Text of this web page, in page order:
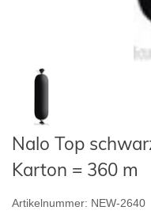
Nalo Top
Karton = 360 m
Artikelnummer: NEW-2640